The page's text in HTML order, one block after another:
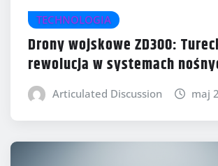
TECHNOLOGIA
Drony wojskowe ZD300:
rewolucja w systemach
Articulated Discussion maj